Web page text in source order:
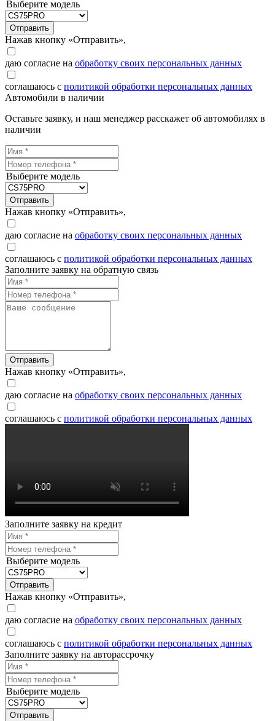
Выберите модель
Отправить
Нажав кнопку «Отправить»,
даю согласие на обработку своих персональных данных
соглашаюсь с политикой обработки персональных данных
Автомобили в наличии
Оставьте заявку, и наш менеджер расскажет об автомобилях в
наличии
Выберите модель
Отправить
Нажав кнопку «Отправить»,
даю согласие на обработку своих персональных данных
соглашаюсь с политикой обработки персональных данных
Заполните заявку на обратную связь
Отправить
Нажав кнопку «Отправить»,
даю согласие на обработку своих персональных данных
соглашаюсь с политикой обработки персональных данных
Заполните заявку на кредит
Выберите модель
Отправить
Нажав кнопку «Отправить»,
даю согласие на обработку своих персональных данных
соглашаюсь с политикой обработки персональных данных
Заполните заявку на авторассрочку
Выберите модель
Отправить